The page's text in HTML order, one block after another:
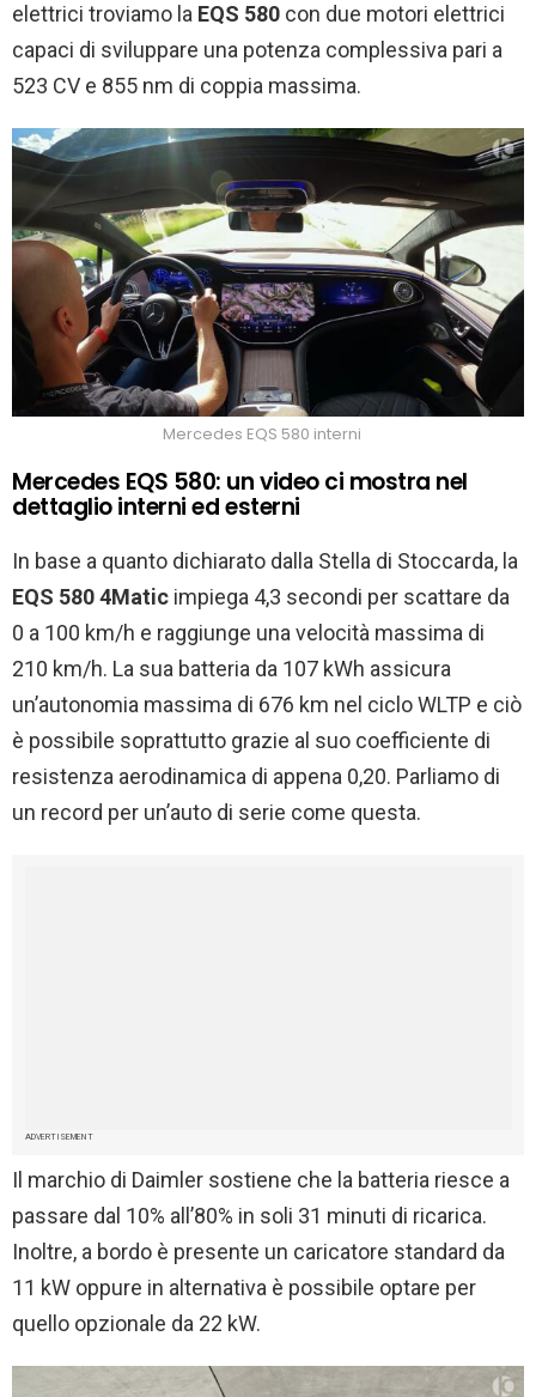
elettrici troviamo la EQS 580 con due motori elettrici
capaci di sviluppare una potenza complessiva pari a
523 CV e 855 nm di coppia massima.
Mercedes EQS 580 interni
Mercedes EQS 580: un video ci mostra nel
dettaglio interni ed esterni
In base a quanto dichiarato dalla Stella di Stoccarda, la
EQS 580 4Matic impiega 4,3 secondi per scattare da
0 a 100 km/h e raggiunge una velocità massima di
210 km/h. La sua batteria da 107 kWh assicura
un’autonomia massima di 676 km nel ciclo WLTP e ciò
è possibile soprattutto grazie al suo coefficiente di
resistenza aerodinamica di appena 0,20. Parliamo di
un record per un’auto di serie come questa.
ADVERTISEMENT
Il marchio di Daimler sostiene che la batteria riesce a
passare dal 10% all’80% in soli 31 minuti di ricarica.
Inoltre, a bordo è presente un caricatore standard da
11 kW oppure in alternativa è possibile optare per
quello opzionale da 22 kW.